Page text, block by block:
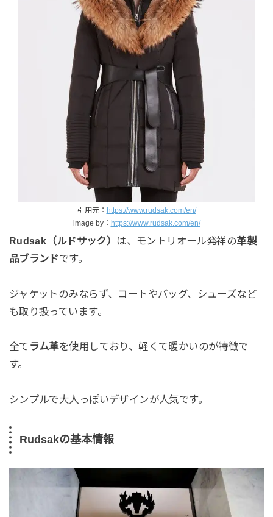
引用元： https://www.rudsak.com/en/
image by： https://www.rudsak.com/en/
Rudsak（ルドサック） は、モントリオール発祥の革製
品ブランドです。
ジャケットのみならず、コートやバッグ、シューズなど
も取り扱っています。
全て ラム革を使用しており、軽くて暖かいのが特徴で
す。
シンプルで大人っぽいデザインが人気です。
Rudsakの基本情報